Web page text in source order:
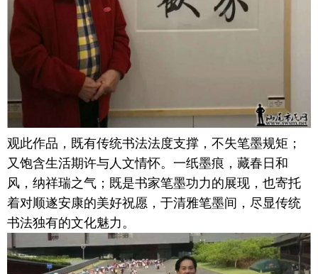
观此作品，既有传统书法法度支撑，不失笔墨规矩；
又饱含生活期许与人文情怀。一纸墨痕，藏春日和
风，纳祥瑞之气；既是书家笔墨功力的展现，也寄托
着对顺遂安康的美好祝愿，于清雅笔墨间，尽显传统
书法独有的文化魅力。